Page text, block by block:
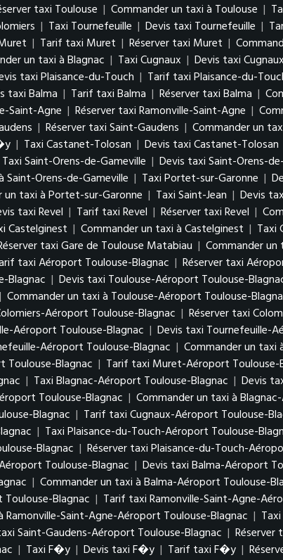
taxi Toulouse | Commander un taxi à Toulouse |
| Taxi Tournefeuille | Devis taxi Tournefeuille |
| Tarif taxi Muret | Réserver taxi Muret |
un taxi à Blagnac | Taxi Cugnaux | Devis taxi Cugnaux
taxi Plaisance-du-Touch | Tarif taxi Plaisance-du-
taxi Balma | Tarif taxi Balma | Réserver taxi Balma |
Saint-Agne | Réserver taxi Ramonville-Saint-Agne |
| Réserver taxi Saint-Gaudens | Commander un
| Taxi Castanet-Tolosan | Devis taxi Castanet-Tolosan
Taxi Saint-Orens-de-Gameville | Devis taxi Saint-Orens-
Saint-Orens-de-Gameville | Taxi Portet-sur-Garonne |
un taxi à Portet-sur-Garonne | Taxi Saint-Jean | Devis
taxi Revel | Tarif taxi Revel | Réserver taxi Revel |
Castelginest | Commander un taxi à Castelginest | Taxi
taxi Gare de Toulouse Matabiau | Commander
taxi Aéroport Toulouse-Blagnac | Réserver taxi
Blagnac | Devis taxi Toulouse-Aéroport Toulouse-
| Commander un taxi à Toulouse-Aéroport Toulouse-
Aéroport Toulouse-Blagnac | Réserver taxi
Aéroport Toulouse-Blagnac | Devis taxi Tournefeuille-
Aéroport Toulouse-Blagnac | Commander un taxi
Blagnac | Tarif taxi Muret-Aéroport Toulouse-
| Taxi Blagnac-Aéroport Toulouse-Blagnac | Devis
Toulouse-Blagnac | Commander un taxi à
Blagnac | Tarif taxi Cugnaux-Aéroport Toulouse-
| Taxi Plaisance-du-Touch-Aéroport Toulouse-
Blagnac | Réserver taxi Plaisance-du-Touch-
Toulouse-Blagnac | Devis taxi Balma-Aéroport
| Commander un taxi à Balma-Aéroport Toulouse-
Blagnac | Tarif taxi Ramonville-Saint-Agne-
Ramonville-Saint-Agne-Aéroport Toulouse-Blagnac |
Saint-Gaudens-Aéroport Toulouse-Blagnac | Réserver
| Taxi F�y | Devis taxi F�y | Tarif taxi F�y |